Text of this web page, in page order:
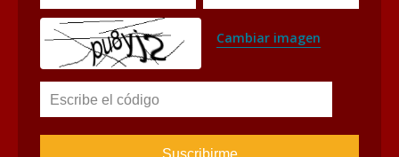
Cambiar imagen
Escribe el código